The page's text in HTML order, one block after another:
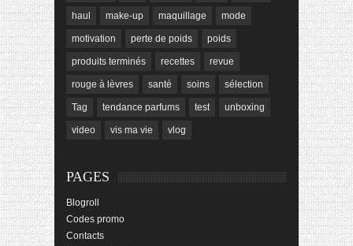
haul make-up maquillage mode
motivation perte de poids poids
produits terminés recettes revue
rouge à lèvres santé soins sélection
Tag tendance parfums test unboxing
video vis ma vie vlog
PAGES
Blogroll
Codes promo
Contacts